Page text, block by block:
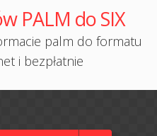
PALM do SIX
palm do formatu
i bezpłatnie